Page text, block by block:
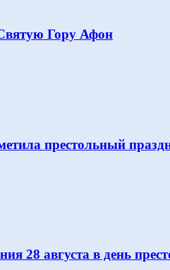
Гору Афон
престольный
28 августа в день